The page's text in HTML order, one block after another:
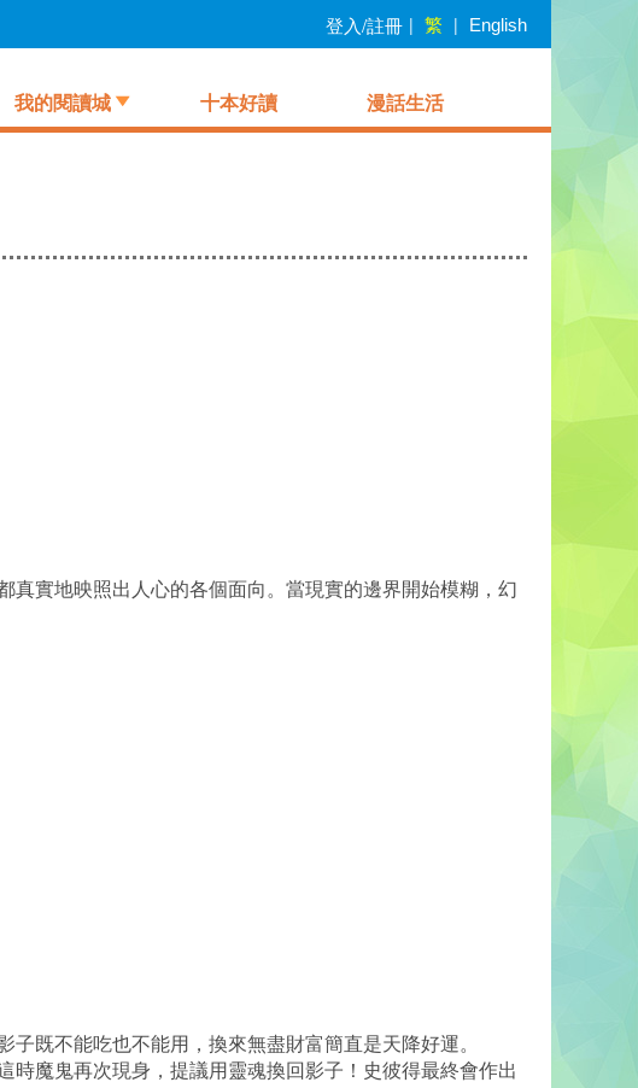
登入/註冊 | 繁 | English
我的閱讀城 十本好讀 漫話生活
實地映照出人心的各個面向。當現實的邊界開始模糊，幻
既不能吃也不能用，換來無盡財富簡直是天降好運。
魔鬼再次現身，提議用靈魂換回影子！史彼得最終會作出